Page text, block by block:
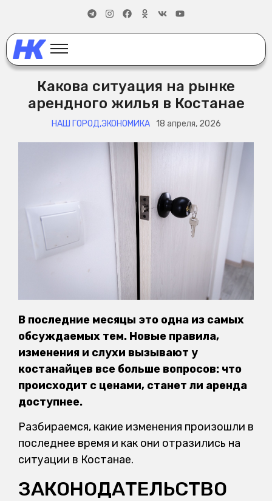
Какова ситуация на рынке
арендного жилья в Костанае
НАШ ГОРОД,ЭКОНОМИКА 18 апреля, 2026
В последние месяцы это одна из самых
обсуждаемых тем. Новые правила,
изменения и слухи вызывают у
костанайцев все больше вопросов: что
происходит с ценами, станет ли аренда
доступнее.
Разбираемся, какие изменения произошли в
последнее время и как они отразились на
ситуации в Костанае.
ЗАКОНОДАТЕЛЬСТВО